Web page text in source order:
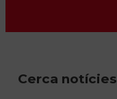
Cerca notícies